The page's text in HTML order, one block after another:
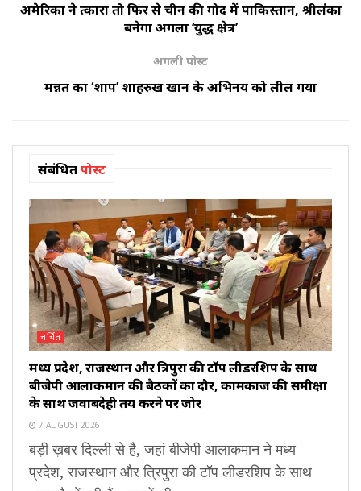
अमेरिका ने दुत्कारा तो फिर से चीन की गोद में पाकिस्तान, श्रीलंका
बनेगा अगला ‘युद्ध क्षेत्र’
अगली पोस्ट
मन्नत का ‘शाप’ शाहरुख खान के अभिनय को लील गया
संबंधितपोस्ट
चर्चित
मध्य प्रदेश, राजस्थान और त्रिपुरा की टॉप लीडरशिप के साथ
बीजेपी आलाकमान की बैठकों का दौर, कामकाज की समीक्षा
के साथ जवाबदेही तय करने पर जोर
7 AUGUST 2026
बड़ी ख़बर दिल्ली से है, जहां बीजेपी आलाकमान ने मध्य
प्रदेश, राजस्थान और त्रिपुरा की टॉप लीडरशिप के साथ